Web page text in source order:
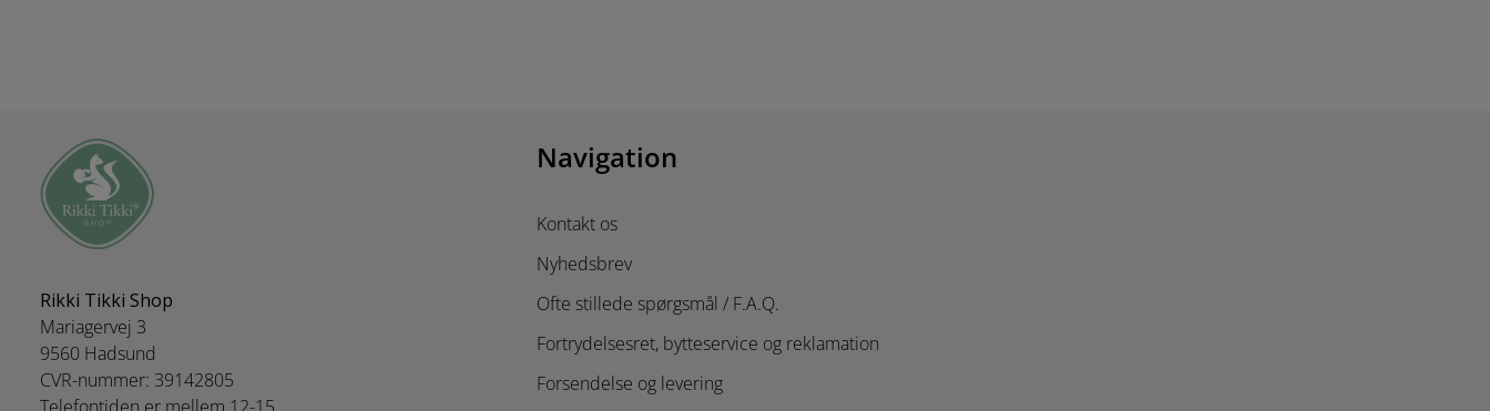
Rikki Tikki Shop
Mariagervej 3
9560 Hadsund
CVR-nummer: 39142805
Navigation
Kontakt os
Nyhedsbrev
Ofte stillede spørgsmål / F.A.Q.
Fortrydelsesret, bytteservice og reklamation
Forsendelse og levering